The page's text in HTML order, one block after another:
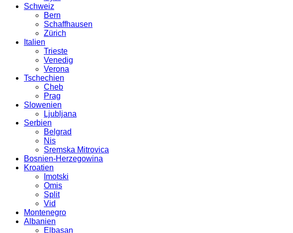
Schweiz
Bern
Schaffhausen
Zürich
Italien
Trieste
Venedig
Verona
Tschechien
Cheb
Prag
Slowenien
Ljubljana
Serbien
Belgrad
Nis
Sremska Mitrovica
Bosnien-Herzegowina
Kroatien
Imotski
Omis
Split
Vid
Montenegro
Albanien
Elbasan